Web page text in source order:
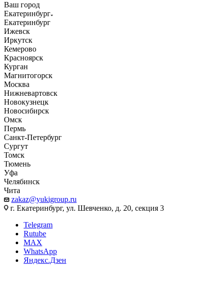
Ваш город
Екатеринбург
Екатеринбург
Ижевск
Иркутск
Кемерово
Красноярск
Курган
Магнитогорск
Москва
Нижневартовск
Новокузнецк
Новосибирск
Омск
Пермь
Санкт-Петербург
Сургут
Томск
Тюмень
Уфа
Челябинск
Чита
zakaz@yukigroup.ru
г. Екатеринбург, ул. Шевченко, д. 20, секция 3
Telegram
Rutube
MAX
WhatsApp
Яндекс.Дзен